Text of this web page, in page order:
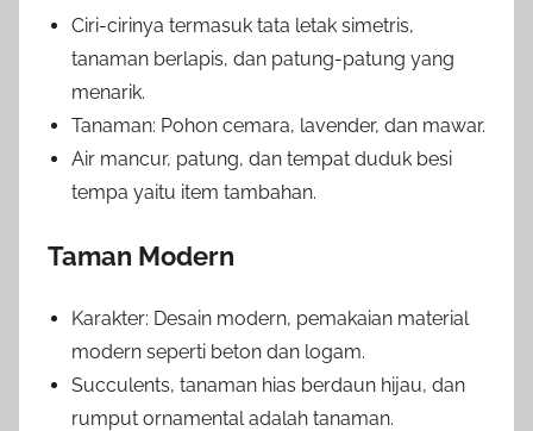
Ciri-cirinya termasuk tata letak simetris,
tanaman berlapis, dan patung-patung yang
menarik.
Tanaman: Pohon cemara, lavender, dan mawar.
Air mancur, patung, dan tempat duduk besi
tempa yaitu item tambahan.
Taman Modern
Karakter: Desain modern, pemakaian material
modern seperti beton dan logam.
Succulents, tanaman hias berdaun hijau, dan
rumput ornamental adalah tanaman.